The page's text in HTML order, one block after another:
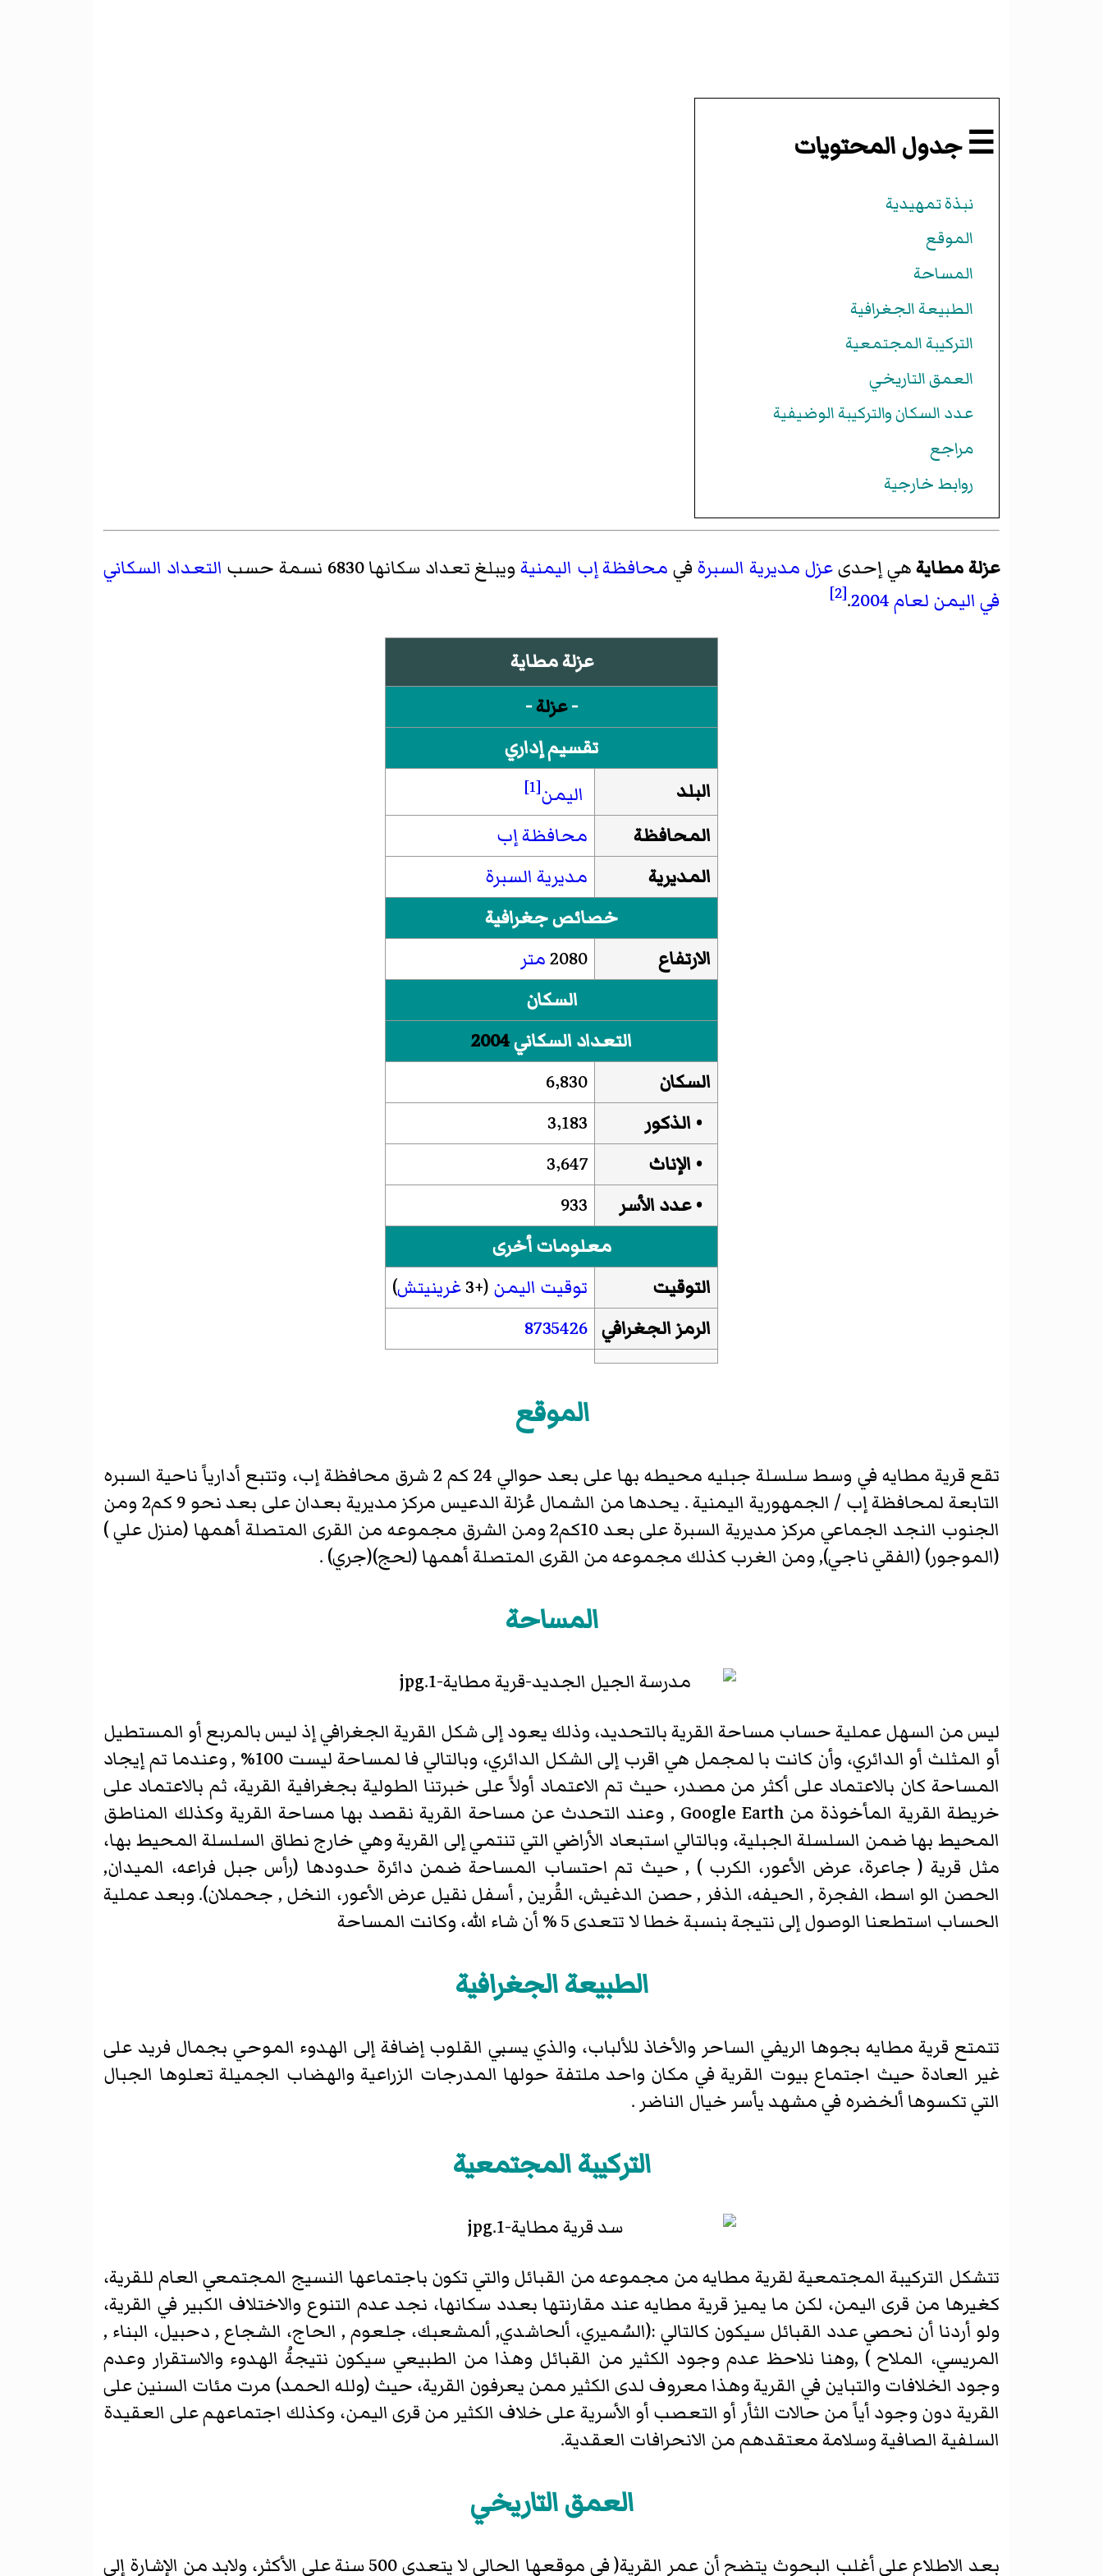
☰ جدول المحتويات
نبذة تمهيدية
الموقع
المساحة
الطبيعة الجغرافية
التركيبة المجتمعية
العمق التاريخي
عدد السكان والتركيبة الوضيفية
مراجع
روابط خارجية
عزلة مطايةهي إحدىعزل مديرية السبرة في محافظة إب اليمنية ويبلغ تعداد سكانها 6830 نسمة حسب
التعداد السكاني
في اليمن لعام 2004
.
[2]
عزلة مطاية
-عزلة-
تقسيم إداري
البلد
اليمن[1]
المحافظة
محافظة إب
المديرية
مديرية السبرة
خصائص جغرافية
الارتفاع
2080متر
السكان
التعداد السكاني2004
السكان
6٬830
• الذكور
3٬183
• الإناث
3٬647
• عدد الأسر
933
معلومات أخرى
التوقيت
توقيت اليمن (+3 غرينيتش)
الرمز الجغرافي 8735426
الموقع
تقع قرية مطايه في وسط سلسلة جبليه محيطه بها على بعد حوالي 24 كم 2 شرق محافظة إب، وتتبع أدارياً ناحية السبره
التابعة لمحافظة إب / الجمهورية اليمنية . يحدها من الشمال عُزلة الدعيس مركز مديرية بعدان على بعد نحو 9 كم2 ومن
الجنوب النجد الجماعي مركز مديرية السبرة على بعد 10كم2 ومن الشرق مجموعه من القرى المتصلة أهمها (منزل علي )
(الموجور) (الفقي ناجي), ومن الغرب كذلك مجموعه من القرى المتصلة أهمها (لحج)(جري) .
المساحة
ليس من السهل عملية حساب مساحة القرية بالتحديد، وذلك يعود إلى شكل القرية الجغرافي إذ ليس بالمربع أو المستطيل
أو المثلث أو الدائري، وأن كانت با لمجمل هي اقرب إلى الشكل الدائري، وبالتالي فا لمساحة ليست 100% , وعندما تم إيجاد
المساحة كان بالاعتماد على أكثر من مصدر، حيث تم الاعتماد أولاً على خبرتنا الطولية بجغرافية القرية، ثم بالاعتماد على
خريطة القرية المأخوذة من Google Earth , وعند التحدث عن مساحة القرية نقصد بها مساحة القرية وكذلك المناطق
المحيط بها ضمن السلسلة الجبلية، وبالتالي استبعاد الأراضي التي تنتمي إلى القرية وهي خارج نطاق السلسلة المحيط بها،
مثل قرية ( جاعرة، عرض الأعور، الكرب ) , حيث تم احتساب المساحة ضمن دائرة حدودها (رأس جبل فراعه، الميدان,
الحصن الو اسط، الفجرة , الحيفه، الذفر , حصن الدغيش، القُرين , أسفل نقيل عرض الأعور، النخل , جحملان). وبعد عملية
الحساب استطعنا الوصول إلى نتيجة بنسبة خطا لا تتعدى 5 % أن شاء الله، وكانت المساحة
الطبيعة الجغرافية
تتمتع قرية مطايه بجوها الريفي الساحر والأخاذ للألباب، والذي يسبي القلوب إضافة إلى الهدوء الموحي بجمال فريد على
غير العادة حيث اجتماع بيوت القرية في مكان واحد ملتفة حولها المدرجات الزراعية والهضاب الجميلة تعلوها الجبال
التي تكسوها ألخضره في مشهد يأسر خيال الناضر .
التركيبة المجتمعية
تتشكل التركيبة المجتمعية لقرية مطايه من مجموعه من القبائل والتي تكون باجتماعها النسيج المجتمعي العام للقرية،
كغيرها من قرى اليمن، لكن ما يميز قرية مطايه عند مقارنتها بعدد سكانها، نجد عدم التنوع والاختلاف الكبير في القرية،
ولو أردنا أن نحصي عدد القبائل سيكون كالتالي :(السُميري، ألحاشدي, ألمشعبك، جلعوم , الحاج، الشجاع , دحبيل، البناء ,
المريسي، الملاح ) ,وهنا نلاحظ عدم وجود الكثير من القبائل وهذا من الطبيعي سيكون نتيجةُ الهدوء والاستقرار وعدم
وجود الخلافات والتباين في القرية وهذا معروف لدى الكثير ممن يعرفون القرية، حيث (ولله الحمد) مرت مئات السنين على
القرية دون وجود أياً من حالات الثأر أو التعصب أو الأسرية على خلاف الكثير من قرى اليمن، وكذلك اجتماعهم على العقيدة
السلفية الصافية وسلامة معتقدهم من الانحرافات العقدية.
العمق التاريخي
بعد الاطلاع على أغلب البحوث يتضح أن عمر القرية( في موقعها الحالي لا يتعدى 500 سنة على الأكثر، ولابد من الإشارة إلى